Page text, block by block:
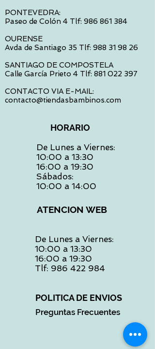
PONTEVEDRA:
Paseo de Colón 4 Tlf: 986 861 384
OURENSE
Avda de Santiago 35 Tlf: 988 31 98 26
SANTIAGO DE COMPOSTELA
Calle García Prieto 4 Tlf: 881 022 397
CONTACTO VIA E-MAIL:
contacto@tiendasbambinos.com
HORARIO
De Lunes a Viernes:
10:00 a 13:30
16:00 a 19:30
Sábados:
10:00 a 14:00
ATENCION WEB
De Lunes a Viernes:
10:00 a 13:30
16:00 a 19:30
Tlf: 986 422 984
POLITICA DE ENVIOS
Preguntas Frecuentes